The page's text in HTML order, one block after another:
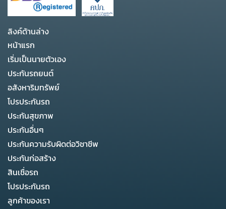
ลิงค์ด้านล่าง
หน้าแรก
เริ่มเป็นนายตัวเอง
ประกันรถยนต์
อสังหาริมทรัพย์
โปรประกันรถ
ประกันสุขภาพ
ประกันอื่นๆ
ประกันความรับผิดต่อวิชาชีพ
ประกันก่อสร้าง
สินเชื่อรถ
โปรประกันรถ
ลูกค้าของเรา